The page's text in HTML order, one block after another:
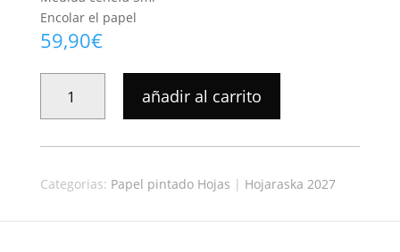
Encolar el papel
59,90€
PINTADO
HOJARASKA
34808
añadir al carrito
Categorias: Papel pintado Hojas | Hojaraska 2027